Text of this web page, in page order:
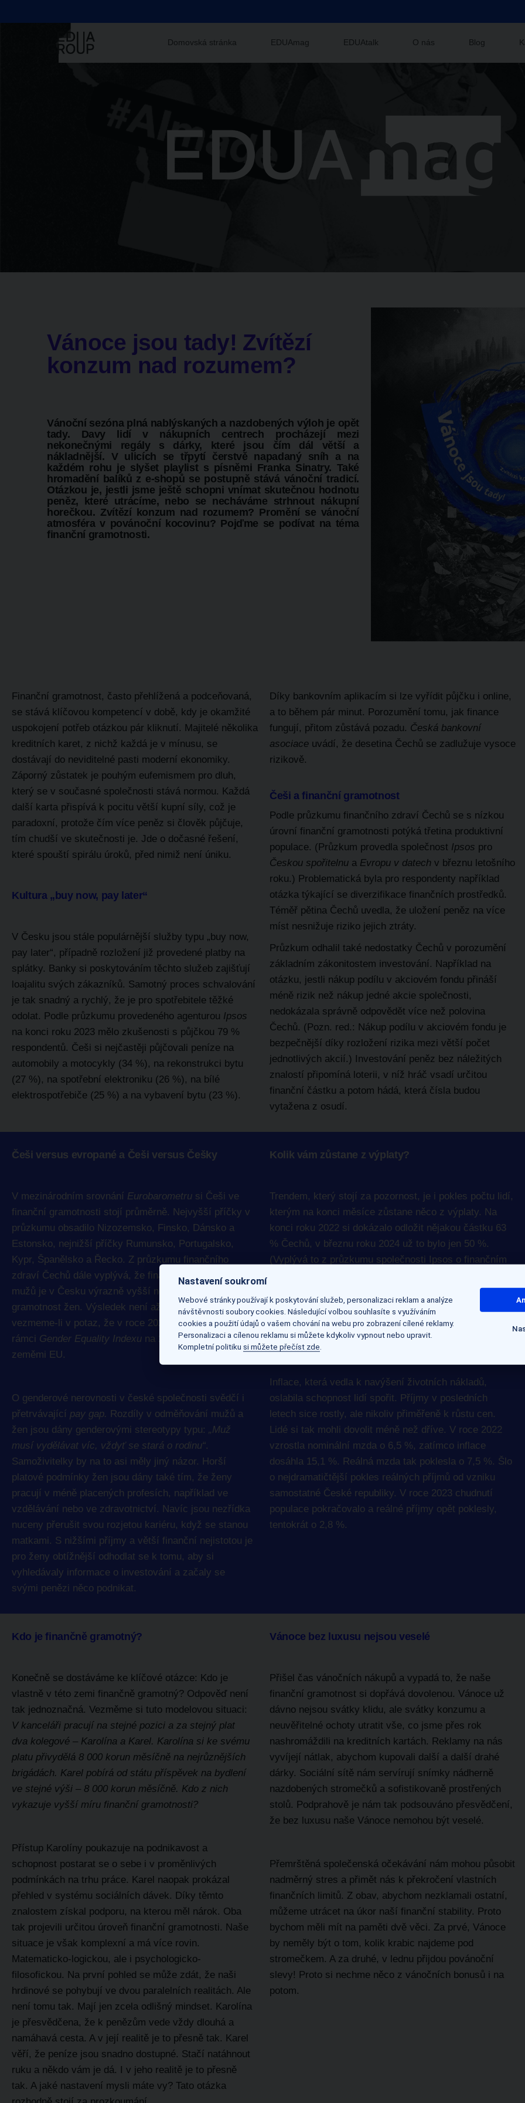
Domovská stránka EDUAmag EDUAtalk O nás Blog
Vánoce jsou tady! Zvítězí
konzum nad rozumem?
Vánoční sezóna plná nablýskaných a nazdobených výloh je opět
tady. Davy lidí v nákupních centrech procházejí mezi
nekonečnými regály s dárky, které jsou čím dál větší a
nákladnější. V ulicích se třpytí čerstvě napadaný sníh a na
každém rohu je slyšet playlist s písněmi Franka Sinatry. Také
hromadění balíků z e-shopů se postupně stává vánoční tradicí.
Otázkou je, jestli jsme ještě schopni vnímat skutečnou hodnotu
peněz, které utrácíme, nebo se necháváme strhnout nákupní
horečkou. Zvítězí konzum nad rozumem? Promění se vánoční
atmosféra v povánoční kocovinu? Pojďme se podívat na téma
finanční gramotnosti.
Finanční gramotnost, často přehlížená a podceňovaná,
se stává klíčovou kompetencí v době, kdy je okamžité
uspokojení potřeb otázkou pár kliknutí. Majitelé několika
kreditních karet, z nichž každá je v mínusu, se
dostávají do neviditelné pasti moderní ekonomiky.
Záporný zůstatek je pouhým eufemismem pro dluh,
který se v současné společnosti stává normou. Každá
další karta přispívá k pocitu větší kupní síly, což je
paradoxní, protože čím více peněz si člověk půjčuje,
tím chudší ve skutečnosti je. Jde o dočasné řešení,
které spouští spirálu úroků, před nimiž není úniku.
Kultura „buy now, pay later“
V Česku jsou stále populárnější služby typu „buy now,
pay later“, případně rozložení již provedené platby na
splátky. Banky si poskytováním těchto služeb zajišťují
loajalitu svých zákazníků. Samotný proces schvalování
je tak snadný a rychlý, že je pro spotřebitele těžké
odolat. Podle průzkumu provedeného agenturou Ipsos
na konci roku 2023 mělo zkušenosti s půjčkou 79 %
respondentů. Češi si nejčastěji půjčovali peníze na
automobily a motocykly (34 %), na rekonstrukci bytu
(27 %), na spotřební elektroniku (26 %), na bílé
elektrospotřebiče (25 %) a na vybavení bytu (23 %).
Díky bankovním aplikacím si lze vyřídit půjčku i online,
a to během pár minut. Porozumění tomu, jak finance
fungují, přitom zůstává pozadu. Česká bankovní
asociace uvádí, že desetina Čechů se zadlužuje vysoce
rizikově.
Češi a finanční gramotnost
Podle průzkumu finančního zdraví Čechů se s nízkou
úrovní finanční gramotnosti potýká třetina produktivní
populace. (Průzkum provedla společnost Ipsos pro
Českou spořitelnu a Evropu v datech v březnu letošního
roku.) Problematická byla pro respondenty například
otázka týkající se diverzifikace finančních prostředků.
Téměř pětina Čechů uvedla, že uložení peněz na více
míst nesnižuje riziko jejich ztráty.
Průzkum odhalil také nedostatky Čechů v porozumění
základním zákonitostem investování. Například na
otázku, jestli nákup podílu v akciovém fondu přináší
méně rizik než nákup jedné akcie společnosti,
nedokázala správně odpovědět více než polovina
Čechů. (Pozn. red.: Nákup podílu v akciovém fondu je
bezpečnější díky rozložení rizika mezi větší počet
jednotlivých akcií.) Investování peněz bez náležitých
znalostí připomíná loterii, v níž hráč vsadí určitou
finanční částku a potom hádá, která čísla budou
vytažena z osudí.
Češi versus evropané a Češi versus Češky
V mezinárodním srovnání Eurobarometru si Češi ve
finanční gramotnosti stojí průměrně. Nejvyšší příčky v
průzkumu obsadilo Nizozemsko, Finsko, Dánsko a
Estonsko, nejnižší příčky Rumunsko, Portugalsko,
Kypr, Španělsko a Řecko. Z průzkumu finančního
zdraví Čechů dále vyplývá, že finanční gramotnost
mužů je v Česku výrazně vyšší než finanční
gramotnost žen. Výsledek není až tak překvapivý,
vezmeme-li v potaz, že v roce 2023 skončilo Česko v
rámci Gender Equality Indexu na 25. místě mezi
zeměmi EU.
O genderové nerovnosti v české společnosti svědčí i
přetrvávající pay gap. Rozdíly v odměňování mužů a
žen jsou dány genderovými stereotypy typu: „Muž
musí vydělávat víc, vždyť se stará o rodinu“.
Samoživitelky by na to asi měly jiný názor. Horší
platové podmínky žen jsou dány také tím, že ženy
pracují v méně placených profesích, například ve
vzdělávání nebo ve zdravotnictví. Navíc jsou nezřídka
nuceny přerušit svou rozjetou kariéru, když se stanou
matkami. S nižšími příjmy a větší finanční nejistotou je
pro ženy obtížnější odhodlat se k tomu, aby si
vyhledávaly informace o investování a začaly se
svými penězi něco podnikat.
Kolik vám zůstane z výplaty?
Trendem, který stojí za pozornost, je i pokles počtu lidí,
kterým na konci měsíce zůstane něco z výplaty. Na
konci roku 2022 si dokázalo odložit nějakou částku 63
% Čechů, v březnu roku 2024 už to bylo jen 50 %.
(Vyplývá to z průzkumu společnosti Ipsos o finančním
uvedlo, že sice nic neušetří, ale nemusí sahat do úspor,
10 % Čechů na konci měsíce musí sáhnout do úspor a
na konci potravního řetězce pak najdeme ty, kteří jsou
nuceni si peníze půjčovat.
Inflace, která vedla k navýšení životních nákladů,
oslabila schopnost lidí spořit. Příjmy v posledních
letech sice rostly, ale nikoliv přiměřeně k růstu cen.
Lidé si tak mohli dovolit méně než dříve. V roce 2022
vzrostla nominální mzda o 6,5 %, zatímco inflace
dosáhla 15,1 %. Reálná mzda tak poklesla o 7,5 %. Šlo
o nejdramatičtější pokles reálných příjmů od vzniku
samostatné České republiky. V roce 2023 chudnutí
populace pokračovalo a reálné příjmy opět poklesly,
tentokrát o 2,8 %.
Kdo je finančně gramotný?
Konečně se dostáváme ke klíčové otázce: Kdo je
vlastně v této zemi finančně gramotný? Odpověď není
tak jednoznačná. Vezměme si tuto modelovou situaci:
V kanceláři pracují na stejné pozici a za stejný plat
dva kolegové – Karolína a Karel. Karolína si ke svému
platu přivydělá 8 000 korun měsíčně na nejrůznějších
brigádách. Karel pobírá od státu příspěvek na bydlení
ve stejné výši – 8 000 korun měsíčně. Kdo z nich
vykazuje vyšší míru finanční gramotnosti?
Přístup Karolíny poukazuje na podnikavost a
schopnost postarat se o sebe i v proměnlivých
podmínkách na trhu práce. Karel naopak prokázal
přehled v systému sociálních dávek. Díky těmto
znalostem získal podporu, na kterou měl nárok. Oba
tak projevili určitou úroveň finanční gramotnosti. Naše
situace je však komplexní a má více rovin.
Matematicko-logickou, ale i psychologicko-
filosofickou. Na první pohled se může zdát, že naši
hrdinové se pohybují ve dvou paralelních realitách. Ale
není tomu tak. Mají jen zcela odlišný mindset. Karolína
je přesvědčena, že k penězům vede vždy dlouhá a
namáhavá cesta. A v její realitě je to přesně tak. Karel
věří, že peníze jsou snadno dostupné. Stačí natáhnout
ruku a někdo vám je dá. I v jeho realitě je to přesně
tak. A jaké nastavení mysli máte vy? Tato otázka
Vánoce bez luxusu nejsou veselé
Přišel čas vánočních nákupů a vypadá to, že naše
finanční gramotnost si dopřává dovolenou. Vánoce už
dávno nejsou svátky klidu, ale svátky konzumu a
neuvěřitelné ochoty utratit vše, co jsme přes rok
nashromáždili na kreditních kartách. Reklamy na nás
vyvíjejí nátlak, abychom kupovali další a další drahé
dárky. Sociální sítě nám servírují snímky nádherně
nazdobených stromečků a sofistikovaně prostřených
stolů. Podprahově je nám tak podsouváno přesvědčení,
že bez luxusu naše Vánoce nemohou být veselé.
Přemrštěná společenská očekávání nám mohou působit
nadměrný stres a přimět nás k překročení vlastních
finančních limitů. Z obav, abychom nezklamali ostatní,
můžeme utrácet na úkor naší finanční stability. Proto
bychom měli mít na paměti dvě věci. Za prvé, Vánoce
by neměly být o tom, kolik krabic najdeme pod
stromečkem. A za druhé, v lednu přijdou povánoční
slevy! Proto si nechme něco z vánočních bonusů i na
potom.
Nastavení soukromí
Webové stránky používají k poskytování služeb, personalizaci reklam a analýze
návštěvnosti soubory cookies. Následující volbou souhlasíte s využíváním
cookies a použití údajů o vašem chování na webu pro zobrazení cílené reklamy.
Personalizaci a cílenou reklamu si můžete kdykoliv vypnout nebo upravit.
Kompletní politiku si můžete přečíst zde